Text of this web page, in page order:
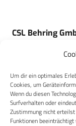
Um dir ein optimales
Cookies, um
Wenn du diesen
Surfverhalten oder
Zustimmung nicht
Funktionen beeinträchtigt
CSL Behring
Kärcher